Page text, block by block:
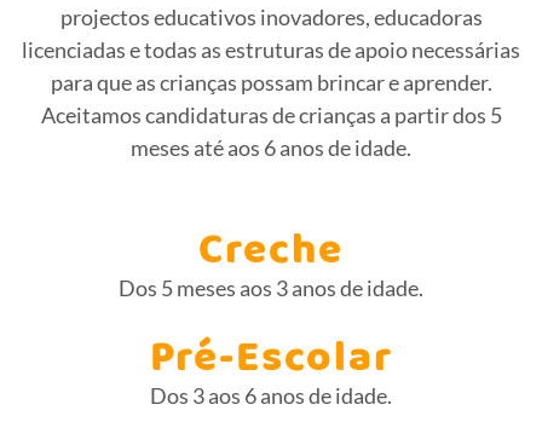
projectos educativos inovadores, educadoras
licenciadas e todas as estruturas de apoio necessárias
para que as crianças possam brincar e aprender.
Aceitamos candidaturas de crianças a partir dos 5
meses até aos 6 anos de idade.
Creche
Dos 5 meses aos 3 anos de idade.
Pré-Escolar
Dos 3 aos 6 anos de idade.